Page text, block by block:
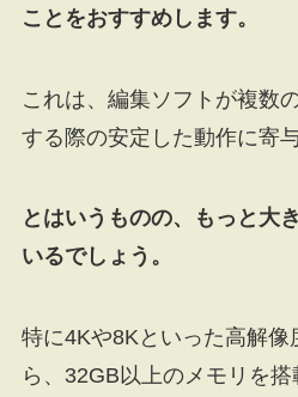
ことをおすすめします。
これは、編集ソフトが複数
する際の安定した動作に寄
とはいうものの、もっと大
いるでしょう。
特に4Kや8Kといった高解像
ら、32GB以上のメモリを搭